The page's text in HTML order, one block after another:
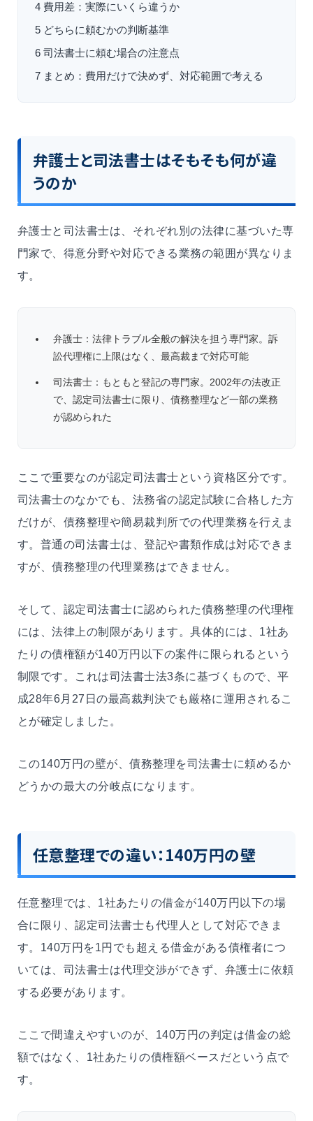
4 費用差：実際にいくら違うか
5 どちらに頼むかの判断基準
6 司法書士に頼む場合の注意点
7 まとめ：費用だけで決めず、対応範囲で考える
弁護士と司法書士はそもそも何が違
うのか
弁護士と司法書士は、それぞれ別の法律に基づいた専
門家で、得意分野や対応できる業務の範囲が異なりま
す。
弁護士：法律トラブル全般の解決を担う専門家。訴
訟代理権に上限はなく、最高裁まで対応可能
司法書士：もともと登記の専門家。2002年の法改正
で、認定司法書士に限り、債務整理など一部の業務
が認められた
ここで重要なのが認定司法書士という資格区分です。
司法書士のなかでも、法務省の認定試験に合格した方
だけが、債務整理や簡易裁判所での代理業務を行えま
す。普通の司法書士は、登記や書類作成は対応できま
すが、債務整理の代理業務はできません。
そして、認定司法書士に認められた債務整理の代理権
には、法律上の制限があります。具体的には、1社あ
たりの債権額が140万円以下の案件に限られるという
制限です。これは司法書士法3条に基づくもので、平
成28年6月27日の最高裁判決でも厳格に運用されるこ
とが確定しました。
この140万円の壁が、債務整理を司法書士に頼めるか
どうかの最大の分岐点になります。
任意整理での違い：140万円の壁
任意整理では、1社あたりの借金が140万円以下の場
合に限り、認定司法書士も代理人として対応できま
す。140万円を1円でも超える借金がある債権者につ
いては、司法書士は代理交渉ができず、弁護士に依頼
する必要があります。
ここで間違えやすいのが、140万円の判定は借金の総
額ではなく、1社あたりの債権額ベースだという点で
す。